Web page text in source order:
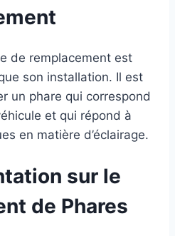
de remplacement est
son installation. Il est
un phare qui correspond
et qui répond à
en matière d’éclairage.
sur le
de Phares